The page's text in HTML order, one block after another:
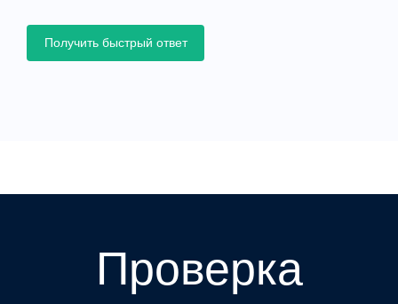
Получить быстрый ответ
Проверка